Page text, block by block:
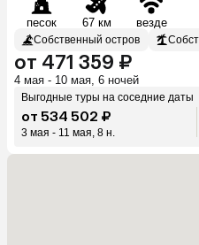
песок 67 км везде
Собственный остров
от 471 359 ₽
4 мая - 10 мая, 6 ночей
Выгодные туры на соседние даты
от 534 502 ₽
3 мая - 11 мая, 8 н.